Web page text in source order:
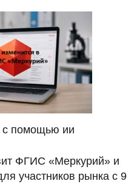
с помощью ии
ФГИС «Меркурий» и
участников рынка с 9